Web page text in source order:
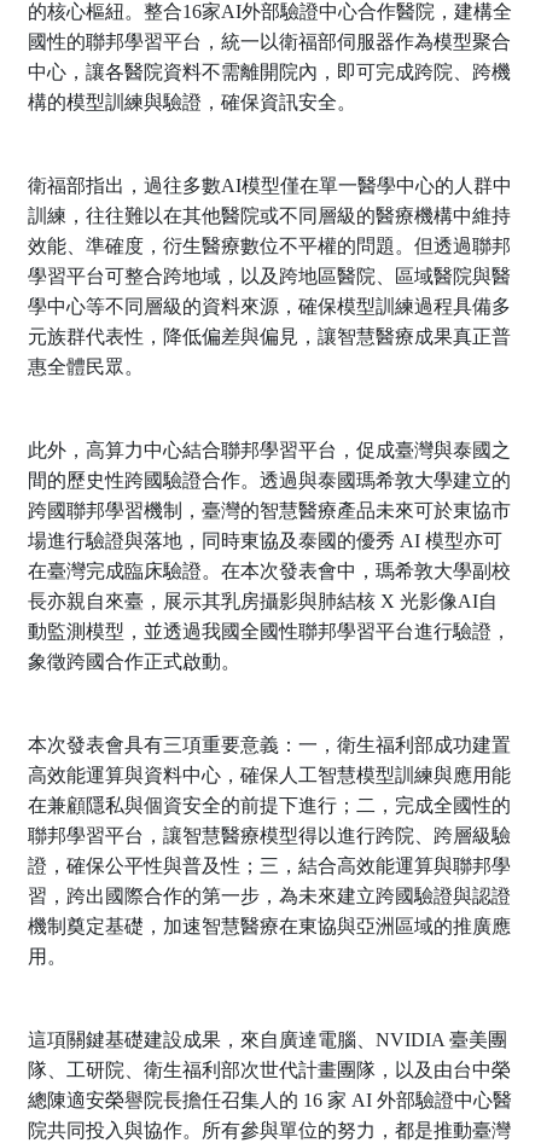
的核心樞紐。整合16家AI外部驗證中心合作醫院，建構全
國性的聯邦學習平台，統一以衛福部伺服器作為模型聚合
中心，讓各醫院資料不需離開院內，即可完成跨院、跨機
構的模型訓練與驗證，確保資訊安全。
衛福部指出，過往多數AI模型僅在單一醫學中心的人群中
訓練，往往難以在其他醫院或不同層級的醫療機構中維持
效能、準確度，衍生醫療數位不平權的問題。但透過聯邦
學習平台可整合跨地域，以及跨地區醫院、區域醫院與醫
學中心等不同層級的資料來源，確保模型訓練過程具備多
元族群代表性，降低偏差與偏見，讓智慧醫療成果真正普
惠全體民眾。
此外，高算力中心結合聯邦學習平台，促成臺灣與泰國之
間的歷史性跨國驗證合作。透過與泰國瑪希敦大學建立的
跨國聯邦學習機制，臺灣的智慧醫療產品未來可於東協市
場進行驗證與落地，同時東協及泰國的優秀 AI 模型亦可
在臺灣完成臨床驗證。在本次發表會中，瑪希敦大學副校
長亦親自來臺，展示其乳房攝影與肺結核 X 光影像AI自
動監測模型，並透過我國全國性聯邦學習平台進行驗證，
象徵跨國合作正式啟動。
本次發表會具有三項重要意義：一，衛生福利部成功建置
高效能運算與資料中心，確保人工智慧模型訓練與應用能
在兼顧隱私與個資安全的前提下進行；二，完成全國性的
聯邦學習平台，讓智慧醫療模型得以進行跨院、跨層級驗
證，確保公平性與普及性；三，結合高效能運算與聯邦學
習，跨出國際合作的第一步，為未來建立跨國驗證與認證
機制奠定基礎，加速智慧醫療在東協與亞洲區域的推廣應
用。
這項關鍵基礎建設成果，來自廣達電腦、NVIDIA 臺美團
隊、工研院、衛生福利部次世代計畫團隊，以及由台中榮
總陳適安榮譽院長擔任召集人的 16 家 AI 外部驗證中心醫
院共同投入與協作。所有參與單位的努力，都是推動臺灣